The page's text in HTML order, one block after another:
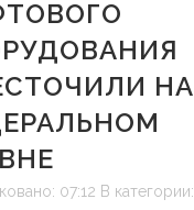
НА
07:12 В категории: